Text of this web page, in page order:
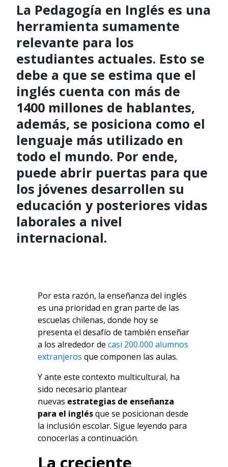
La Pedagogía en Inglés es una
herramienta sumamente
relevante para los
estudiantes actuales. Esto se
debe a que se estima que el
inglés cuenta con más de
1400 millones de hablantes,
además, se posiciona como el
lenguaje más utilizado en
todo el mundo. Por ende,
puede abrir puertas para que
los jóvenes desarrollen su
educación y posteriores vidas
laborales a nivel
internacional.
Por esta razón, la enseñanza del inglés
es una prioridad en gran parte de las
escuelas chilenas, donde hoy se
presenta el desafío de también enseñar
a los alrededor de casi 200.000 alumnos
extranjeros que componen las aulas.
Y ante este contexto multicultural, ha
sido necesario plantear
nuevas estrategias de enseñanza
para el inglésque se posicionan desde
la inclusión escolar. Sigue leyendo para
conocerlas a continuación.
La creciente